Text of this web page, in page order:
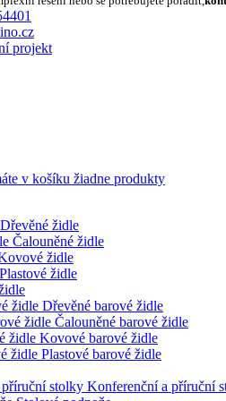
projekt
v košíku žiadne produkty
Dřevěné židle
Čalouněné židle
židle
Plastové židle
Dřevěné barové židle
Čalouněné barové židle
Kovové barové židle
Plastové barové židle
Konferenční a příruční